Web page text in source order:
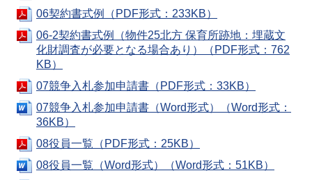
06契約書式例（PDF形式：233KB）
06-2契約書式例（物件25北方 保育所跡地：埋蔵文
化財調査が必要となる場合あり）（PDF形式：762
KB）
07競争入札参加申請書（PDF形式：33KB）
07競争入札参加申請書（Word形式）（Word形式：
36KB）
08役員一覧（PDF形式：25KB）
08役員一覧（Word形式）（Word形式：51KB）